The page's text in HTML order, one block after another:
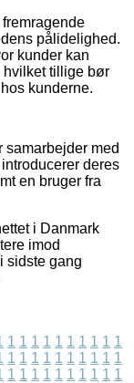
pålidelighed.
kunder kan
hvilket tillige bør
kunderne.
samarbejder med
deres
en bruger fra
i Danmark
imod
sidste gang
1 1 1 1 1 1 1 1 1 1
1 1 1 1 1 1 1 1 1 1
1 1 1 1 1 1 1 1 1 1